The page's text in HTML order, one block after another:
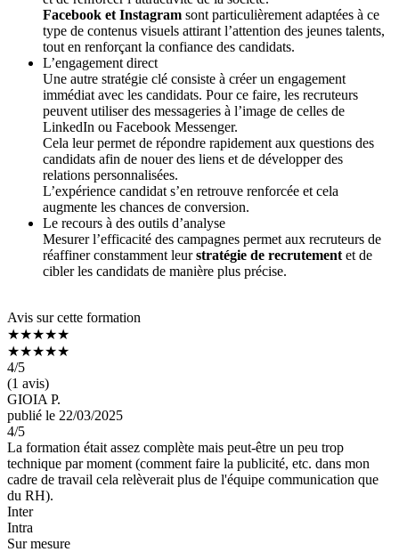
Facebook et Instagram sont particulièrement adaptées à ce
type de contenus visuels attirant l’attention des jeunes talents,
tout en renforçant la confiance des candidats.
L’engagement direct
Une autre stratégie clé consiste à créer un engagement
immédiat avec les candidats. Pour ce faire, les recruteurs
peuvent utiliser des messageries à l’image de celles de
LinkedIn ou Facebook Messenger.
Cela leur permet de répondre rapidement aux questions des
candidats afin de nouer des liens et de développer des
relations personnalisées.
L’expérience candidat s’en retrouve renforcée et cela
augmente les chances de conversion.
Le recours à des outils d’analyse
Mesurer l’efficacité des campagnes permet aux recruteurs de
réaffiner constamment leurstratégie de recrutement et de
cibler les candidats de manière plus précise.
Avis sur cette formation
★★★★★
★★★★★
4/5
(1 avis)
GIOIA P.
publié le 22/03/2025
4/5
La formation était assez complète mais peut-être un peu trop
technique par moment (comment faire la publicité, etc. dans mon
cadre de travail cela relèverait plus de l'équipe communication que
du RH).
Inter
Intra
Sur mesure